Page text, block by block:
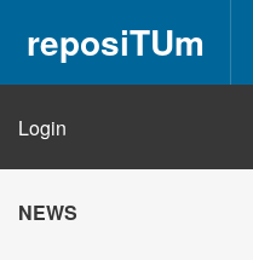
reposiTUm
Login
NEWS